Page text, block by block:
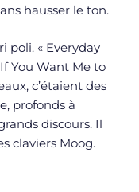
hausser le ton.
poli. « Everyday
You Want Me to
c’étaient des
profonds à
discours. Il
claviers Moog.